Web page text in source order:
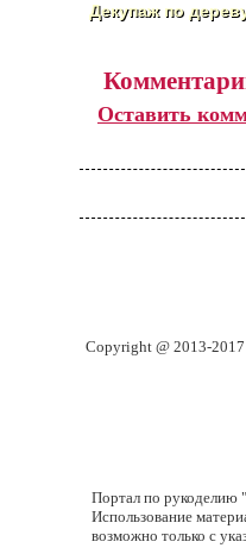
Декупаж по
Оставить
Copyright @ 2013-2017
Портал по рукоделию
Использование
возможно только с